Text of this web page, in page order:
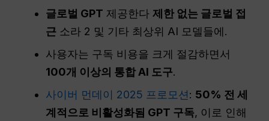
글로벌 GPT 제공한다제한 없는 글로벌 접
근 소라 2 및 기타 최상위 AI 모델들에.
사용자는 구독 비용을 크게 절감하면서
100개 이상의 통합 AI 도구.
사이버 먼데이 2025 프로모션: 50% 전 세
계적으로 비활성화됨 GPT 구독, 이로 인해